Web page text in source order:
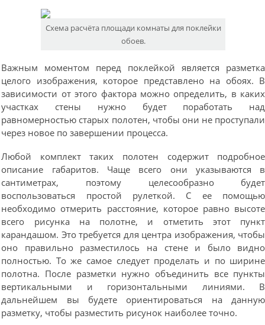
Схема расчёта площади комнаты для поклейки
обоев.
Важным моментом перед поклейкой является разметка
целого изображения, которое представлено на обоях. В
зависимости от этого фактора можно определить, в каких
участках стены нужно будет поработать над
равномерностью старых полотен, чтобы они не проступали
через новое по завершении процесса.
Любой комплект таких полотен содержит подробное
описание габаритов. Чаще всего они указываются в
сантиметрах, поэтому целесообразно будет
воспользоваться простой рулеткой. С ее помощью
необходимо отмерить расстояние, которое равно высоте
всего рисунка на полотне, и отметить этот пункт
карандашом. Это требуется для центра изображения, чтобы
оно правильно разместилось на стене и было видно
полностью. То же самое следует проделать и по ширине
полотна. После разметки нужно объединить все пункты
вертикальными и горизонтальными линиями. В
дальнейшем вы будете ориентироваться на данную
разметку, чтобы разместить рисунок наиболее точно.